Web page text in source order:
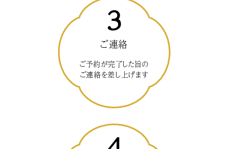
3
ご連絡
ご予約が完了した旨の
ご連絡を差し上げます